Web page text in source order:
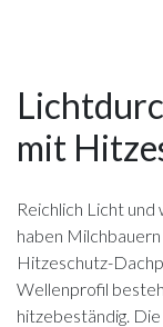
mit
Reichlich Licht
haben
Hitzeschutz-
Wellenprofil
hitzebeständig.